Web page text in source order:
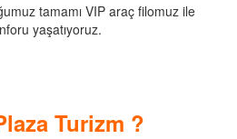
tamamı VIP araç filomuz ile
yaşatıyoruz.
Turizm ?